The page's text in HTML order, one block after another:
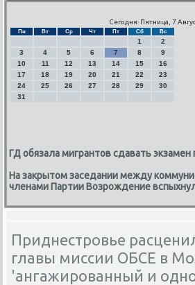
Сегодня: Пятница, 7
Пн Вт Ср Чт Пт Сб Вс
1
2
3
4 5 6 7 8
9
10
11 12 13 14 15
16
17
18 19 20 21 22
23
24
25 26 27 28 29
30
31
ГД обязала мигрантов сдавать экзамен
На закрытом заседании между
членами Партии Возрождение
Приднестровье
главы миссии ОБСЕ в
'ангажированный и